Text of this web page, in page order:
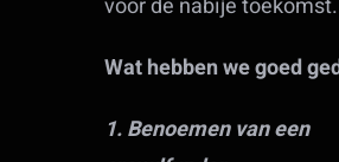
Wat hebben we goed
1. Benoemen van een